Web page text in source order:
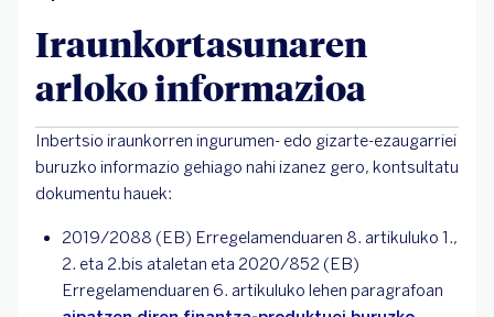
Iraunkortasunaren
arloko informazioa
Inbertsio iraunkorren ingurumen- edo gizarte-ezaugarriei
buruzko informazio gehiago nahi izanez gero, kontsultatu
dokumentu hauek:
2019/2088 (EB) Erregelamenduaren 8. artikuluko 1.,
2. eta 2.bis ataletan eta 2020/852 (EB)
Erregelamenduaren 6. artikuluko lehen paragrafoan